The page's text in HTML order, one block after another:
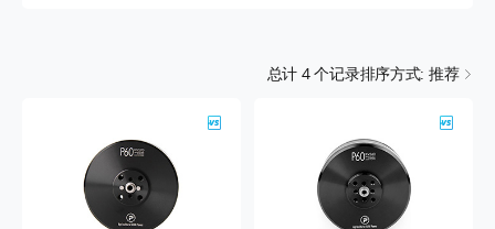
总计 4个记录排序方式: 推荐